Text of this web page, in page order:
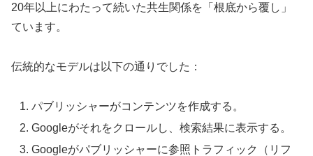
20年以上にわたって続いた共生関係を「根底から覆し」
ています。
伝統的なモデルは以下の通りでした：
パブリッシャーがコンテンツを作成する。
Googleがそれをクロールし、検索結果に表示する。
Googleがパブリッシャーに参照トラフィック（リフ